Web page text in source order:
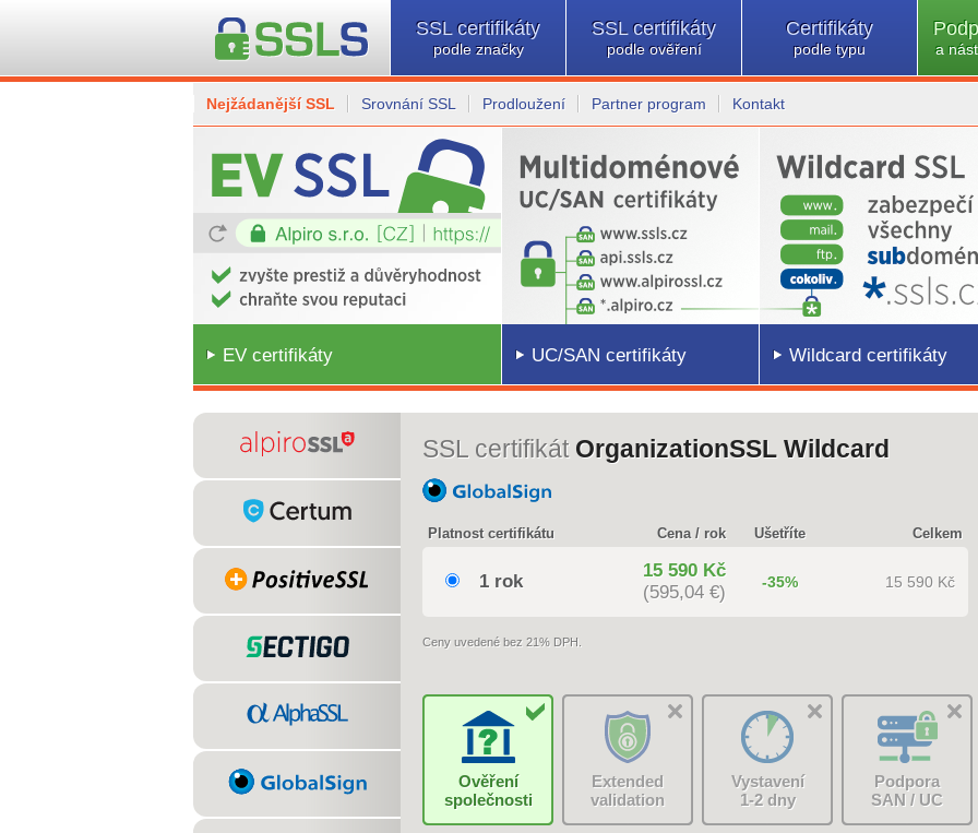
SSL certifikáty
podle značky
SSL certifikáty
podle ověření
Certifikáty
podle typu a
Nejžádanější SSL Srovnání SSL Prodloužení Partner program Kontakt
EV certifikáty UC/SAN certifikáty Wildcard certifikáty
SSL certifikát OrganizationSSL Wildcard
Platnost certifikátu Cena / rok Ušetříte Celkem
1 rok
15 590 Kč
(595,04 €)
-35% 15 590 Kč
Ceny uvedené bez 21% DPH.
Ověření
společnosti
Extended
validation
Vystavení
1-2 dny
Podpora
SAN / UC